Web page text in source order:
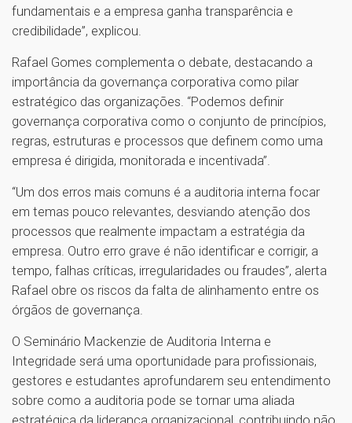
fundamentais e a empresa ganha transparência e
credibilidade”, explicou.
Rafael Gomes complementa o debate, destacando a
importância da governança corporativa como pilar
estratégico das organizações. “Podemos definir
governança corporativa como o conjunto de princípios,
regras, estruturas e processos que definem como uma
empresa é dirigida, monitorada e incentivada”.
“Um dos erros mais comuns é a auditoria interna focar
em temas pouco relevantes, desviando atenção dos
processos que realmente impactam a estratégia da
empresa. Outro erro grave é não identificar e corrigir, a
tempo, falhas críticas, irregularidades ou fraudes”, alerta
Rafael obre os riscos da falta de alinhamento entre os
órgãos de governança.
O Seminário Mackenzie de Auditoria Interna e
Integridade será uma oportunidade para profissionais,
gestores e estudantes aprofundarem seu entendimento
sobre como a auditoria pode se tornar uma aliada
estratégica da liderança organizacional, contribuindo não